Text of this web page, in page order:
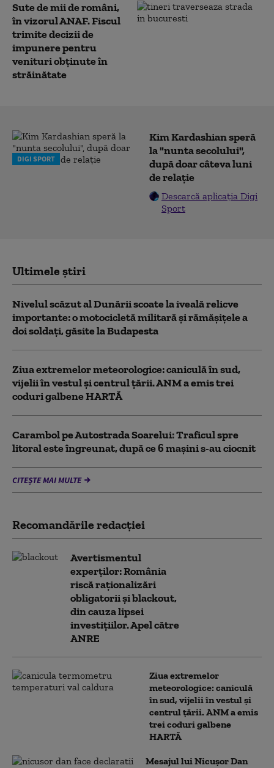
Sute de mii de români,
în vizorul ANAF. Fiscul
trimite decizii de
impunere pentru
venituri obținute în
străinătate
DIGI SPORT
Kim Kardashian speră
la "nunta secolului",
după doar câteva luni
de relație
Descarcă aplicația Digi
Sport
Ultimele știri
Nivelul scăzut al Dunării scoate la iveală relicve
importante: o motocicletă militară și rămășițele a
doi soldați, găsite la Budapesta
Ziua extremelor meteorologice: caniculă în sud,
vijelii în vestul și centrul țării. ANM a emis trei
coduri galbene HARTĂ
Carambol pe Autostrada Soarelui: Traficul spre
litoral este îngreunat, după ce 6 mașini s-au ciocnit
CITEȘTE MAI MULTE
Recomandările redacţiei
Avertismentul
experților: România
riscă raționalizări
obligatorii și blackout,
din cauza lipsei
investițiilor. Apel către
ANRE
Ziua extremelor
meteorologice: caniculă
în sud, vijelii în vestul și
centrul țării. ANM a emis
trei coduri galbene
HARTĂ
Mesajul lui Nicușor Dan